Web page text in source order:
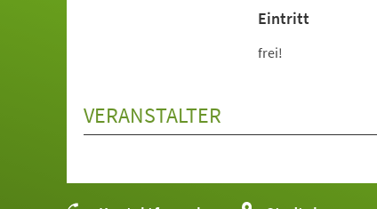
Eintritt
frei!
VERANSTALTER